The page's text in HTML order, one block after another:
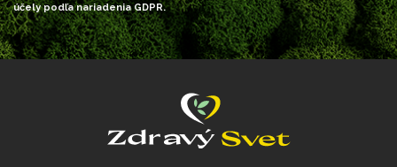
účely podľa nariadenia GDPR.